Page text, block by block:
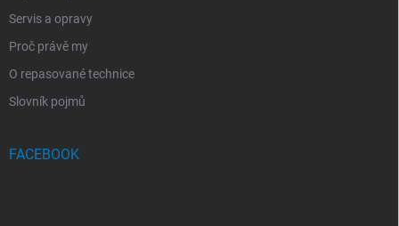
Servis a opravy
Proč právě my
O repasované technice
Slovník pojmů
FACEBOOK